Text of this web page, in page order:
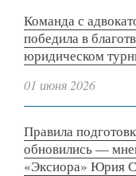
Команда с
победила в
юридическом
01 июня 2026
Правила
обновились —
«Эксиора» Юрия